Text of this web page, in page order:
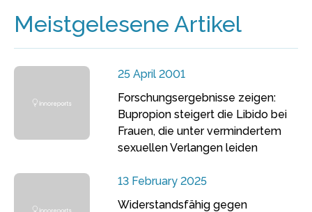
Meistgelesene Artikel
25 April 2001
Forschungsergebnisse zeigen:
Bupropion steigert die Libido bei
Frauen, die unter vermindertem
sexuellen Verlangen leiden
13 February 2025
Widerstandsfähig gegen